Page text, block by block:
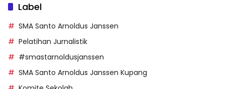
Label
SMA Santo Arnoldus Janssen
Pelatihan Jurnalistik
#smastarnoldusjanssen
SMA Santo Arnoldus Janssen Kupang